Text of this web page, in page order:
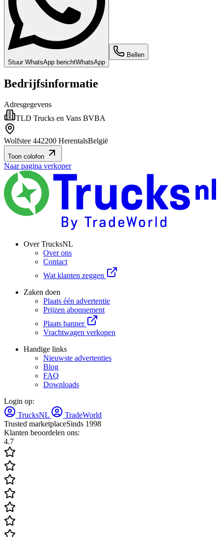
Stuur WhatsApp berichtWhatsApp
Bellen
Bedrijfsinformatie
Adresgegevens
TLD Trucks en Vans BVBA
Wolfstee 442200 HerentalsBelgië
Toon colofon
Naar pagina verkoper
Over TrucksNL
Over ons
Contact
Wat klanten zeggen
Zaken doen
Plaats één advertentie
Prijzen abonnement
Plaats banner
Vrachtwagen verkopen
Handige links
Nieuwste advertenties
Blog
FAQ
Downloads
Login op:
TrucksNL
TradeWorld
Trusted marketplaceSinds 1998
Klanten beoordelen ons:
4.7